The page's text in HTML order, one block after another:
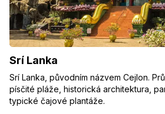
Srí Lanka
Srí Lanka, původním názvem Cejlon.
písčité pláže, historická architektura,
typické čajové plantáže.